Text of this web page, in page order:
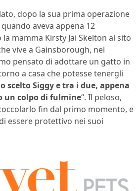
dopo la sua prima operazione
aveva appena 12
mamma Kirsty Jai Skelton al sito
vive a Gainsborough, nel
pensato di adottare un gatto in
a casa che potesse tenergli
scelto Siggy e tra i due, appena
un colpo di fulmine“. Il peloso,
fin dal primo momento, e
essere protettivo nei suoi